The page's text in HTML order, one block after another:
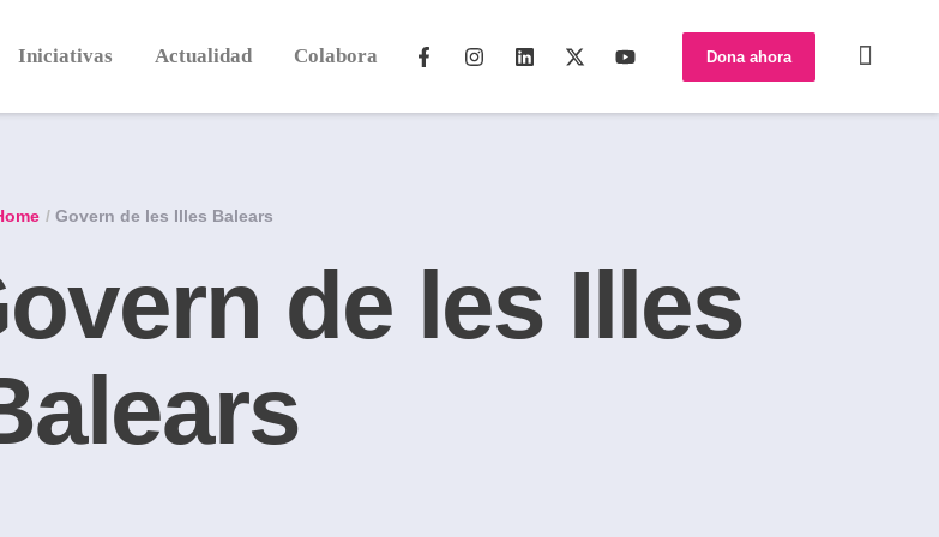
Iniciativas Actualidad Colabora Dona ahora
/ Govern de les Illes Balears
de les Illes